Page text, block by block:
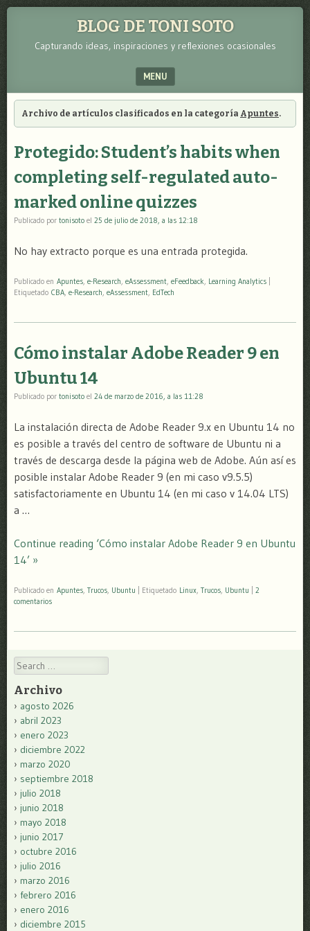
BLOG DE TONI SOTO
Capturando ideas, inspiraciones y reflexiones ocasionales
MENU
SKIP TO CONTENT
Archivo de artículos clasificados en la categoría Apuntes.
Protegido: Student’s habits when
completing self-regulated auto-
marked online quizzes
Publicado por tonisoto el 25 de julio de 2018, a las 12:18
No hay extracto porque es una entrada protegida.
Publicado en Apuntes, e-Research, eAssessment, eFeedback, Learning Analytics
Etiquetado CBA, e-Research, eAssessment, EdTech
Cómo instalar Adobe Reader 9 en
Ubuntu 14
Publicado por tonisoto el 24 de marzo de 2016, a las 11:28
La instalación directa de Adobe Reader 9.x en Ubuntu 14 no
es posible a través del centro de software de Ubuntu ni a
través de descarga desde la página web de Adobe. Aún así es
posible instalar Adobe Reader 9 (en mi caso v9.5.5)
satisfactoriamente en Ubuntu 14 (en mi caso v 14.04 LTS)
a …
Continue reading ‘Cómo instalar Adobe Reader 9 en Ubuntu
14’ »
Publicado en Apuntes Trucos Ubuntu Etiquetado Linux Trucos Ubuntu
2
comentarios
Search
Archivo
agosto 2026
abril 2023
enero 2023
diciembre 2022
marzo 2020
septiembre 2018
julio 2018
junio 2018
mayo 2018
junio 2017
octubre 2016
julio 2016
marzo 2016
febrero 2016
enero 2016
diciembre 2015